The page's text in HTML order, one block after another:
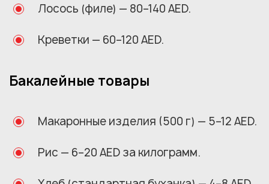
Лосось (филе) — 80–140 AED.
Креветки — 60–120 AED.
Бакалейные товары
Макаронные изделия (500 г) — 5–12 AED.
Рис — 6–20 AED за килограмм.